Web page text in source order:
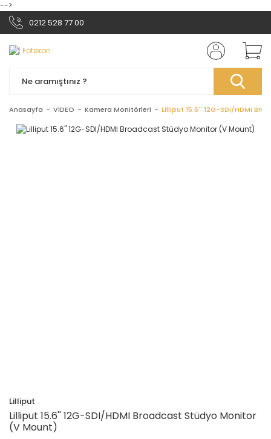
-->
0212 528 77 00
Anasayfa VİDEO Kamera Monitörleri Lilliput 15.6'' 12G-SDI/HDMI
Lilliput
Lilliput 15.6'' 12G-SDI/HDMI Broadcast Stüdyo Monitor
(V Mount)